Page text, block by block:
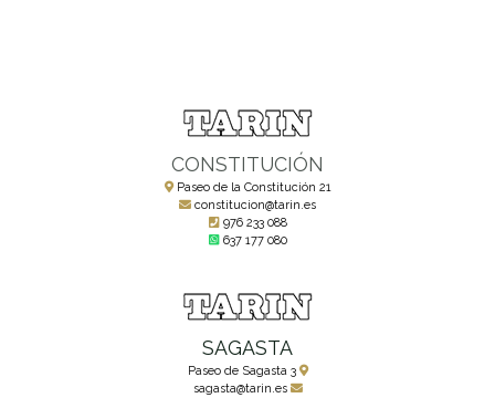
CONSTITUCIÓN
Paseo de la Constitución 21
constitucion@tarin.es
976 233 088
637 177 080
SAGASTA
Paseo de Sagasta 3
sagasta@tarin.es